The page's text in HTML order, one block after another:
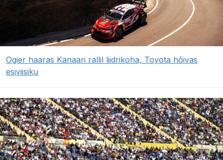
Ogier haaras Kanaari rallil liidrikoha, Toyota hõivas
esiviisiku